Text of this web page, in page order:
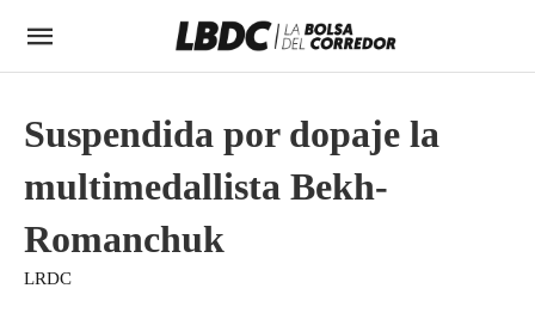
Suspendida por dopaje la
multimedallista Bekh-
Romanchuk
LRDC